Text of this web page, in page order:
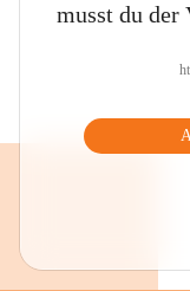
musst du der